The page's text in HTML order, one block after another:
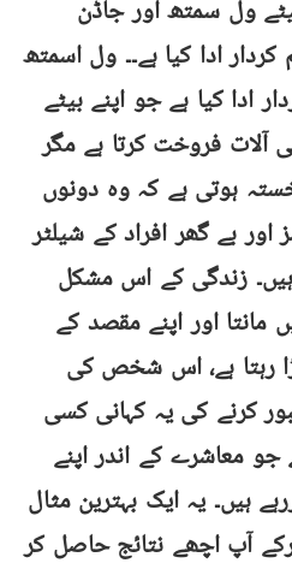
ول سمتھ اور جاڈن
ادا کیا ہے۔۔ ول اسمتھ
ادا کیا ہے جو اپنے بیٹے
آلات فروخت کرتا ہے مگر
ہوتی ہے کہ وہ دونوں
بے گھر افراد کے شیلٹر
زندگی کے اس مشکل
مانتا اور اپنے مقصد کے
رہتا ہے، اس شخص کی
کرنے کی یہ کہانی کسی
معاشرے کے اندر اپنے
ہیں۔ یہ ایک بہترین مثال
آپ اچھے نتائج حاصل کر